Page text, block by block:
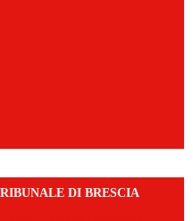
DI BRESCIA